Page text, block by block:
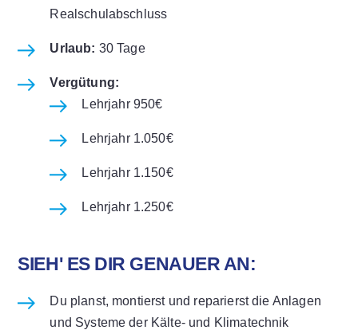
Realschulabschluss
Urlaub: 30 Tage
Vergütung:
Lehrjahr 950€
Lehrjahr 1.050€
Lehrjahr 1.150€
Lehrjahr 1.250€
SIEH' ES DIR GENAUER AN:
Du planst, montierst und reparierst die Anlagen
und Systeme der Kälte- und Klimatechnik